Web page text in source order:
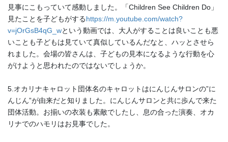
見事にこもっていて感動しました。「Children See Children Do」
見たことを子どもがするhttps://m.youtube.com/watch?
v=jOrGsB4qG_wという動画では、大人がすることは良いことも悪
いことも子どもは見ていて真似しているんだなと、ハッとさせら
れました。会場の皆さんは、子どもの見本になるような行動を心
がけようと思われたのではないでしょうか。
5.オカリナキャロット団体名のキャロットはにんじんサロンの”に
んじん”が由来だと知りました。にんじんサロンと共に歩んで来た
団体活動。お揃いの衣装も素敵でしたし、息の合った演奏、オカ
リナでのハモリはお見事でした。